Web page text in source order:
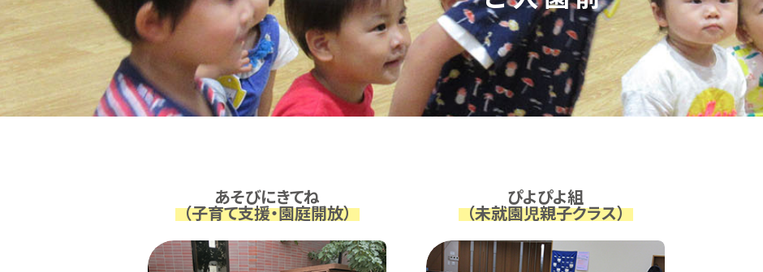
あそびにきてね
（子育て支援・園庭開放）
ぴよぴよ組
（未就園児親子クラス）